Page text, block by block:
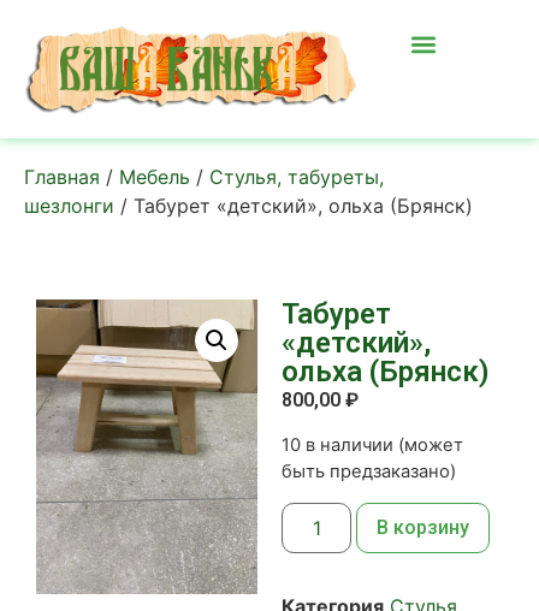
Главная / Мебель / Стулья, табуреты,
шезлонги / Табурет «детский», ольха (Брянск)
Табурет
«детский»,
ольха (Брянск)
800,00 ₽
10 в наличии (может
быть предзаказано)
В корзину
Категория Стулья,